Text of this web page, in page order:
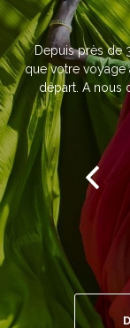
Depuis près de
que votre voyage
départ. A nous